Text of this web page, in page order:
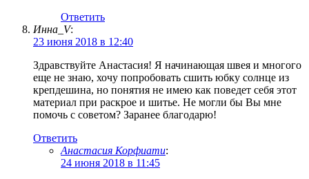
Ответить
Инна_V:
23 июня 2018 в 12:40
Здравствуйте Анастасия! Я начинающая швея и многого
еще не знаю, хочу попробовать сшить юбку солнце из
крепдешина, но понятия не имею как поведет себя этот
материал при раскрое и шитье. Не могли бы Вы мне
помочь с советом? Заранее благодарю!
Ответить
Анастасия Корфиати:
24 июня 2018 в 11:45